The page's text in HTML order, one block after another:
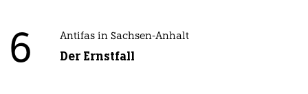
6 Antifas in Sachsen-Anhalt
Der Ernstfall